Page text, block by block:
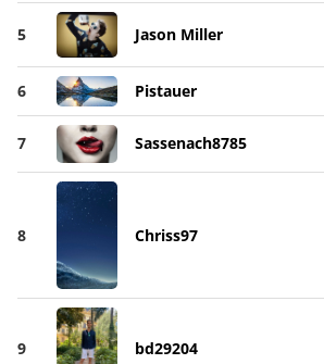
5 Jason Miller
6 Pistauer
7 Sassenach8785
8 Chriss97
9 bd29204